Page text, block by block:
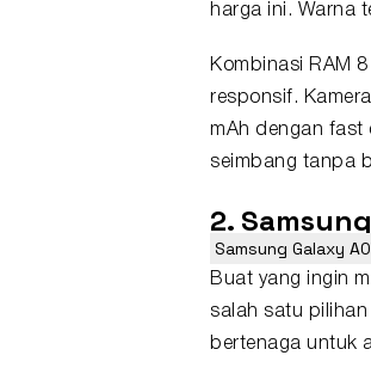
harga ini. Warna
Kombinasi RAM
responsif.
mAh dengan fast
seimbang tanpa
2.
Samsung Galaxy
Buat yang ingin
salah satu
bertenaga untuk